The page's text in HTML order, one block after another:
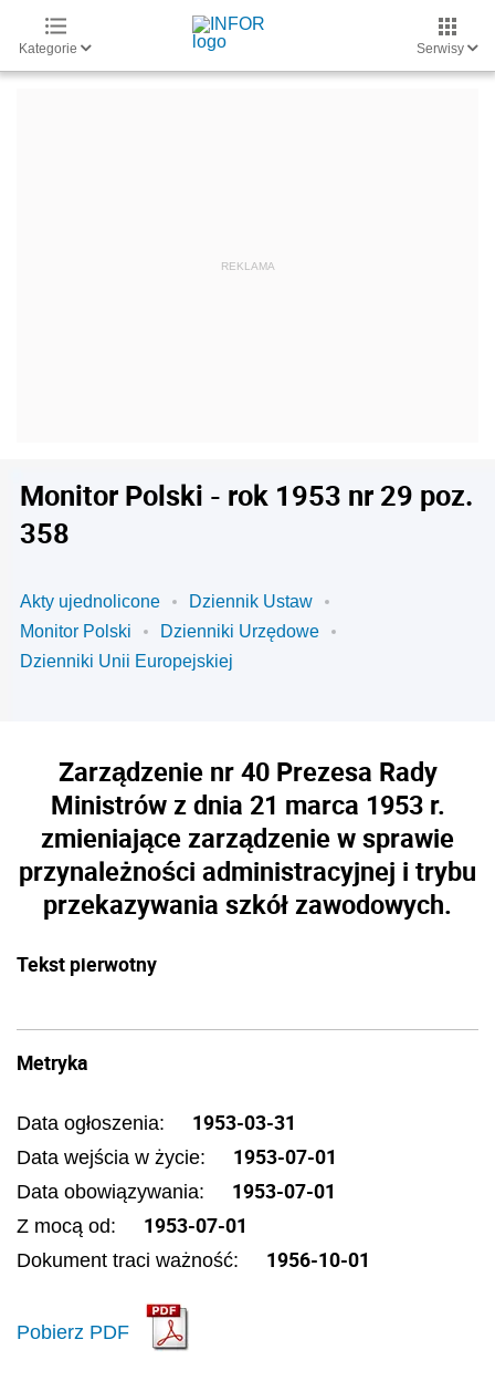
Kategorie Serwisy
Monitor Polski - rok 1953 nr 29 poz.
358
Akty ujednolicone
Dziennik Ustaw
Monitor Polski
Dzienniki Urzędowe
Dzienniki Unii Europejskiej
Zarządzenie nr 40 Prezesa Rady
Ministrów z dnia 21 marca 1953 r.
zmieniające zarządzenie w sprawie
przynależności administracyjnej i trybu
przekazywania szkół zawodowych.
Tekst pierwotny
Metryka
Data ogłoszenia: 1953-03-31
Data wejścia w życie: 1953-07-01
Data obowiązywania: 1953-07-01
Z mocą od: 1953-07-01
Dokument traci ważność: 1956-10-01
Pobierz PDF